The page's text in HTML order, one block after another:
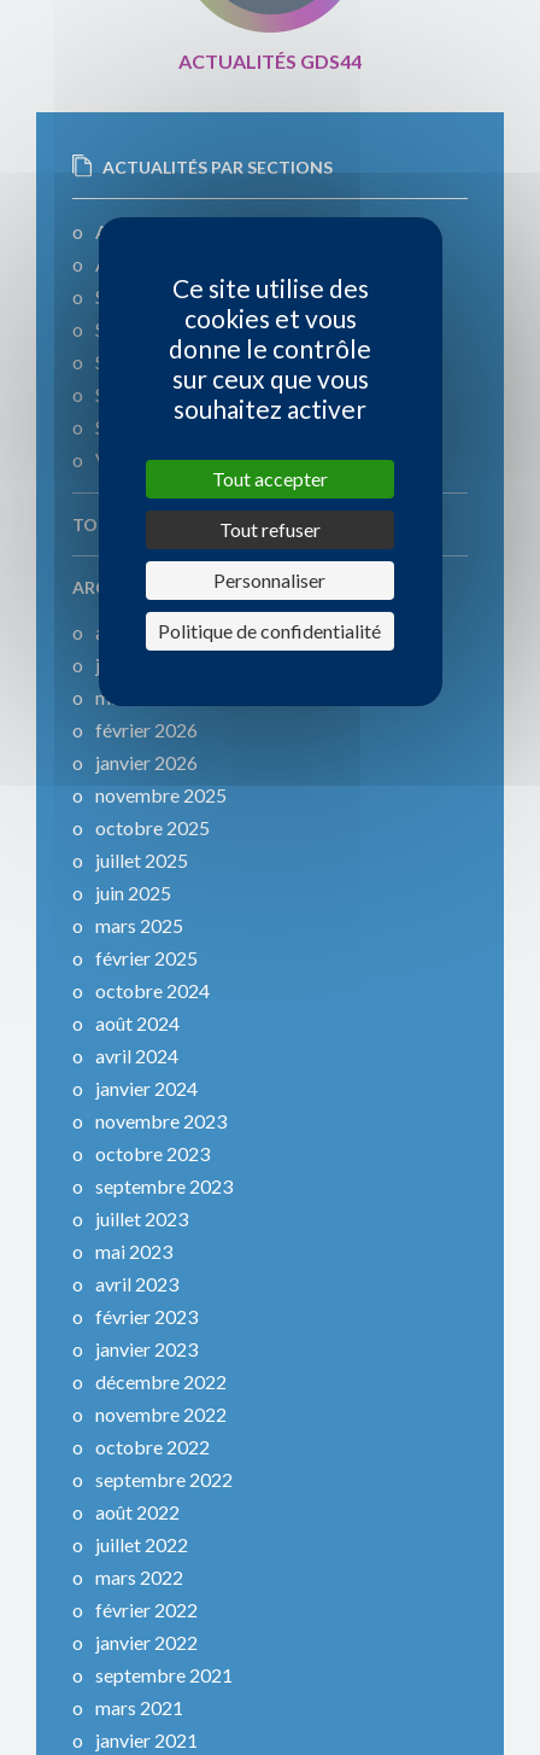
ACTUALITÉS GDS44
ACTUALITÉS PAR SECTIONS
Actualité
Actualités Ruminants
Section apicole
Section bovine
Section caprine
Section ovine
Section porcine
Veille sanitaire
TOUTES LES ACTUALITÉS
ARCHIVES ACTUALITÉS
août 2026
juin 2026
mars 2026
février 2026
janvier 2026
novembre 2025
octobre 2025
juillet 2025
juin 2025
mars 2025
février 2025
octobre 2024
août 2024
avril 2024
janvier 2024
novembre 2023
octobre 2023
septembre 2023
juillet 2023
mai 2023
avril 2023
février 2023
janvier 2023
décembre 2022
novembre 2022
octobre 2022
septembre 2022
août 2022
juillet 2022
mars 2022
février 2022
janvier 2022
septembre 2021
mars 2021
janvier 2021
Ce site utilise des
cookies et vous
donne le contrôle
sur ceux que vous
souhaitez activer
Tout accepter
Tout refuser
Personnaliser
Politique de confidentialité